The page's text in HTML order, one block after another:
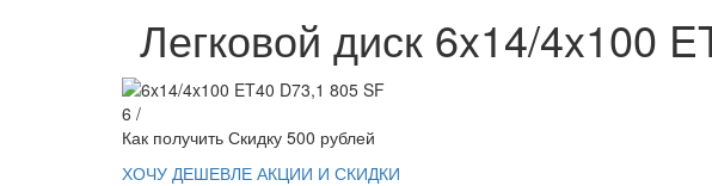
Легковой диск 6x14/4x100
6 /
Как получить Скидку 500 рублей
ХОЧУ ДЕШЕВЛЕ АКЦИИ И СКИДКИ